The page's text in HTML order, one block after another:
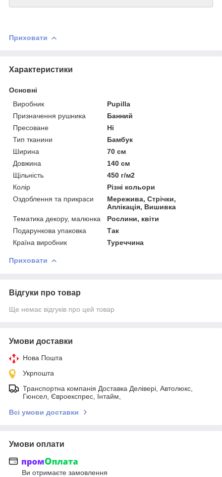
Приховати
Характеристики
Основні
Виробник
Pupilla
Призначення рушника
Банний
Пресоване
Ні
Тип тканини
Бамбук
Ширина
70 см
Довжина
140 см
Щільність
450 г/м2
Колір
Різні кольори
Оздоблення та прикраси
Мережива, Стрічки,
Аплікація, Вишивка
Тематика декору, малюнка
Рослини, квіти
Подарункова упаковка
Так
Країна виробник
Туреччина
Приховати
Відгуки про товар
Ще немає відгуків про цей товар
Умови доставки
Нова Пошта
Укрпошта
Транспортна компанія Доставка Делівері, Автолюкс,
Гюнсел, Євроекспрес, Інтайм,
Всі умови доставки
Умови оплати
Ви отримаєте замовлення